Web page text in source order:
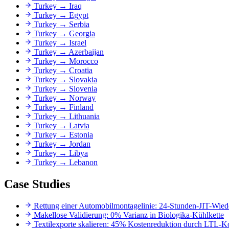
Turkey → Iraq
Turkey → Egypt
Turkey → Serbia
Turkey → Georgia
Turkey → Israel
Turkey → Azerbaijan
Turkey → Morocco
Turkey → Croatia
Turkey → Slovakia
Turkey → Slovenia
Turkey → Norway
Turkey → Finland
Turkey → Lithuania
Turkey → Latvia
Turkey → Estonia
Turkey → Jordan
Turkey → Libya
Turkey → Lebanon
Case Studies
Rettung einer Automobilmontagelinie: 24-Stunden-JIT-
Makellose Validierung: 0% Varianz in Biologika-Kühlkette
Textilexporte skalieren: 45% Kostenreduktion durch LTL-